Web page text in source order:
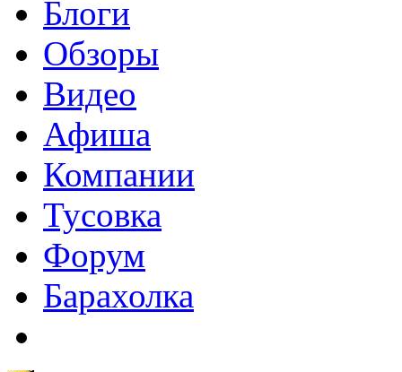
Блоги
Обзоры
Видео
Афиша
Компании
Тусовка
Форум
Барахолка